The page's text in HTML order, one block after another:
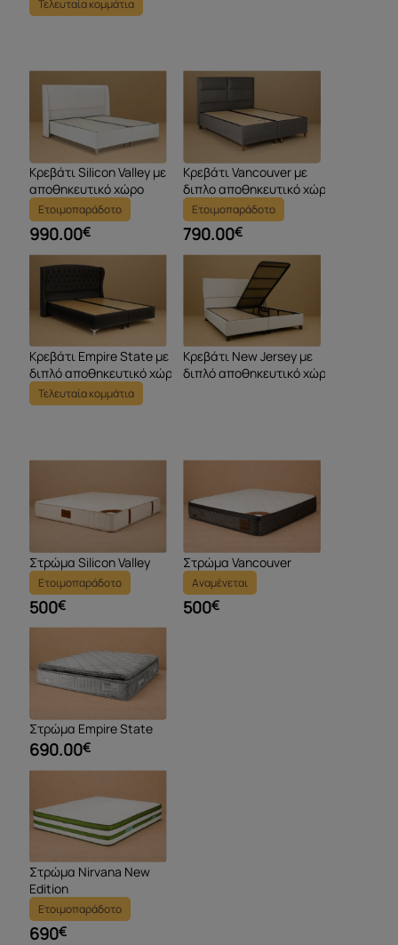
Τελευταία κομμάτια
Κρεβάτι Silicon Valley με
αποθηκευτικό χώρο
Ετοιμοπαράδοτο
990.00€
Κρεβάτι Vancouver με
διπλο αποθηκευτικό χώρο
Ετοιμοπαράδοτο
790.00€
Κρεβάτι Empire State με
διπλό αποθηκευτικό χώρο
Τελευταία κομμάτια
Κρεβάτι New Jersey με
διπλό αποθηκευτικό χώρο
Στρώμα Silicon Valley
Ετοιμοπαράδοτο
500€
Στρώμα Vancouver
Αναμένεται
500€
Στρώμα Empire State
690.00€
Στρώμα Nirvana New
Edition
Ετοιμοπαράδοτο
690€